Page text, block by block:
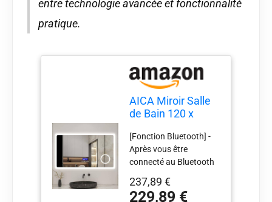
entre technologie avancée et fonctionnalité
pratique.
AICA Miroir Salle
de Bain 120 x
Luminosité LED 3
Couleurs
[Fonction Bluetooth] -
Après vous être
connecté au Bluetooth
votre tablette, vous
237,89 €
229,89 €